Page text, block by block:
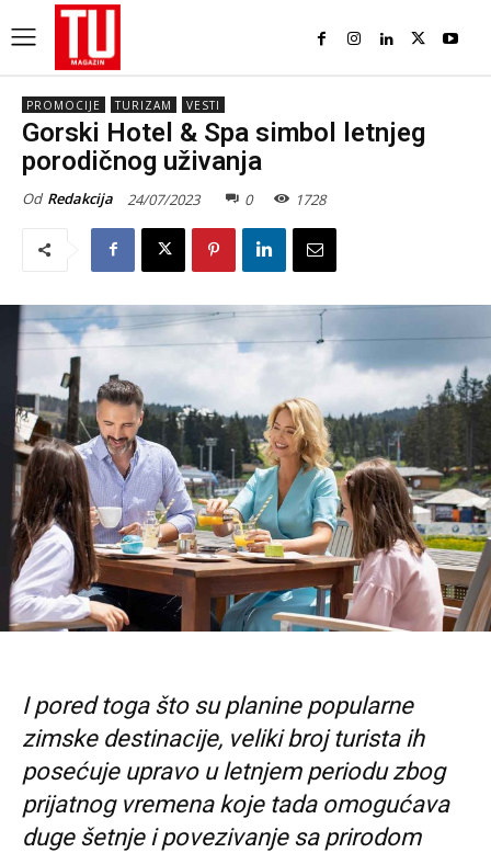
PROMOCIJE TURIZAM VESTI
Gorski Hotel & Spa simbol letnjeg
porodičnog uživanja
Od Redakcija 24/07/2023 0 1728
I pored toga što su planine popularne
zimske destinacije, veliki broj turista ih
posećuje upravo u letnjem periodu zbog
prijatnog vremena koje tada omogućava
duge šetnje i povezivanje sa prirodom